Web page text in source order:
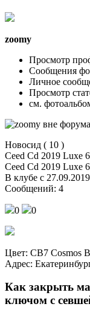
zoomy
Просмотр
Сообщения
Личное
Просмотр
см.
Новосид ( 10 )
Ceed Cd 2019 Luxe
Ceed Cd 2019 Luxe
В клубе с 27.09.2019
Сообщений: 4
0 0
Цвет: CB7 Cosmos
Адрес:
Как закрыть
ключом с